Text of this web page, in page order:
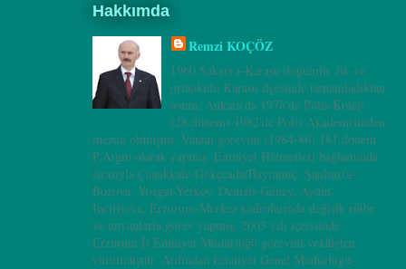
Hakkımda
Remzi KOÇÖZ
1960 Sakarya-Karasu doğumlu, ilk ve
ortaokulu Karasu ilçesinde tamamladıktan
sonra, Ankara’da 1978'de Polis Koleji
(28.dönem),1982'de Polis Akademisinden
mezun olmuştur. Vatani görevini (1984-86) 181.dönem
P.Atgm olarak yapmış. Emniyet Hizmetleri bağlamında
sırasıyla Çanakkale-Gökçeada/Bayramiç, Şanlıurfa-
Bozova, Yozgat-Yerköy, Denizli-Güney, Aydın-
İncirliova, Erzurum-Merkez kadrolarında değişik rütbe
ve unvanlarla görev yapmış; 2003 yılı içerisinde
Erzurum İl Emniyet Müdürlüğü görevini vekâleten
yürütmüştür. Ardından Emniyet Genel Müdürlüğü-